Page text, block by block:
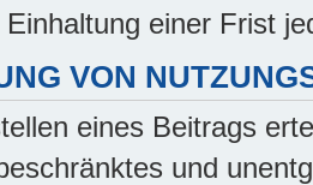
einer Frist
VON
eines Beitrags
und